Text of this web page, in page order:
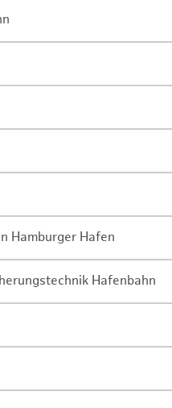
Hamburger Hafen
Hafenbahn